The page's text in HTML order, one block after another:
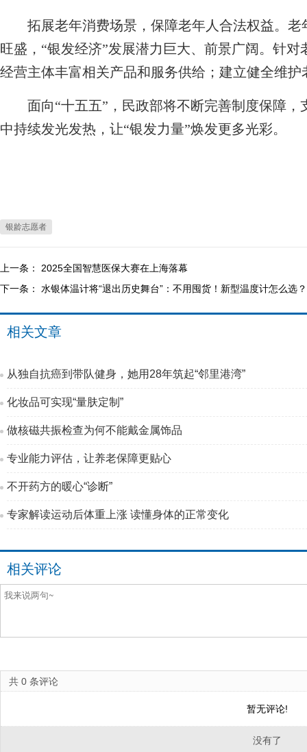
拓展老年消费场景，保障老年人合法权益。老
旺盛，“银发经济”发展潜力巨大、前景广阔。针
经营主体丰富相关产品和服务供给；建立健全维
面向“十五五”，民政部将不断完善制度保障，
中持续发光发热，让“银发力量”焕发更多光彩。
银龄志愿者
上一条： 2025全国智慧医保大赛在上海落幕
下一条： 水银体温计将“退出历史舞台”：不用囤货！新型温度计怎么选？
相关文章
从独自抗癌到带队健身，她用28年筑起“邻里港湾”
化妆品可实现“量肤定制”
做核磁共振检查为何不能戴金属饰品
专业能力评估，让养老保障更贴心
不开药方的暖心“诊断”
专家解读运动后体重上涨 读懂身体的正常变化
相关评论
共 0 条评论
暂无评论!
没有了